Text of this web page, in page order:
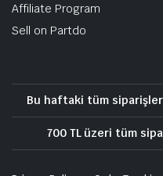
Affiliate Program
Sell on Partdo
Bu haftaki tüm siparişler
700 TL üzeri tüm